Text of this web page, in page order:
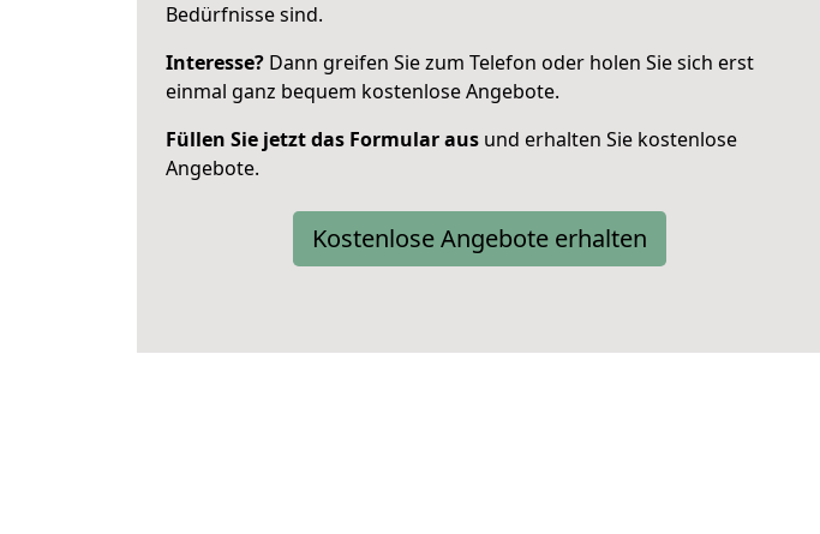
Bedürfnisse sind.
Interesse? Dann greifen Sie zum Telefon oder holen Sie sich erst
einmal ganz bequem kostenlose Angebote.
Füllen Sie jetzt das Formular aus und erhalten Sie kostenlose
Angebote.
Kostenlose Angebote erhalten